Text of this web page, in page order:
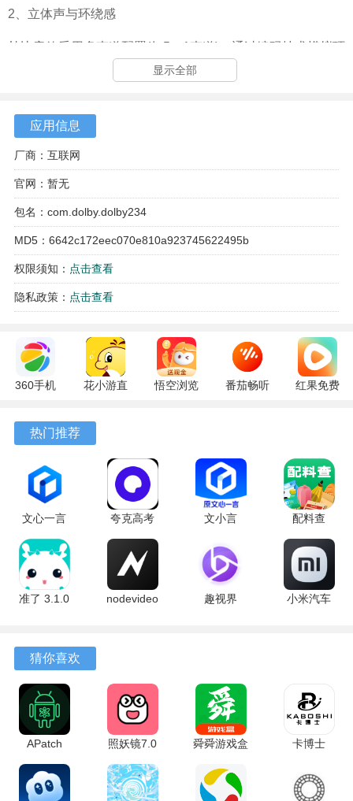
2、立体声与环绕感
杜比音效采用多声道配置(如5、1声道)，通过编码技术模拟环
绕声场，增强沉浸感。普通音效多为双声道，缺乏立体声效
3、动态范围与低音表现
杜比音效支持更广的动态范围，低音更强劲有力，适合电
影、游戏等场景。普通音效动态范围较小，低音表现较弱。
显示全部
应用信息
厂商：互联网
官网：暂无
包名：com.dolby.dolby234
MD5：6642c172eec070e810a923745622495b
权限须知： 点击查看
隐私政策： 点击查看
360手机
10.13.27
最新版
花小游直
17.9.56
悟空浏览
番茄畅听
红果免费
热门推荐
文心一言
4.0
5.16.0.10
最新版
夸克高考
10.14.0.1115
最新版
文小言
安卓版
配料查
3.0.1 官方
版
准了 3.1.0
nodevideo
趣视界
小米汽车
猜你喜欢
APatch
166daa0
最新版
照妖镜7.0
3.0.1 安卓
版
舜舜游戏盒
版
卡博士
版